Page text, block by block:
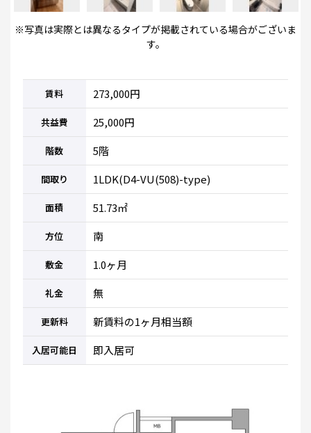
※写真は実際とは異なるタイプが掲載されている場合がございま
す。
賃料 273,000円
共益費 25,000円
階数 5階
間取り 1LDK(D4-VU(508)-type)
面積 51.73㎡
方位 南
敷金 1.0ヶ月
礼金 無
更新料 新賃料の1ヶ月相当額
入居可能日 即入居可